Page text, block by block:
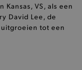
Kansas, VS, als een
David Lee, de
tot een